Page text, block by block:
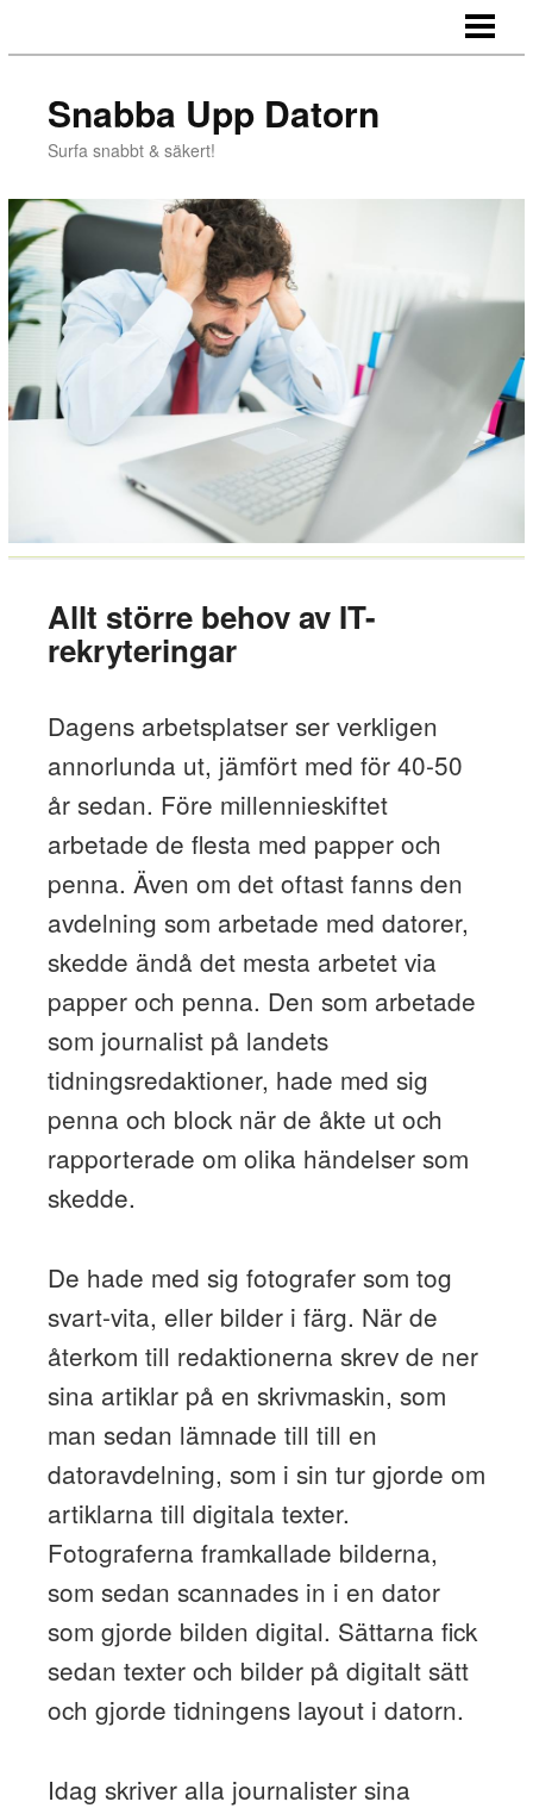
IMPORTERA BILDER
BLOGG
Snabba Upp Datorn
Surfa snabbt & säkert!
Allt större behov av IT-
rekryteringar
Dagens arbetsplatser ser verkligen
annorlunda ut, jämfört med för 40-50
år sedan. Före millennieskiftet
arbetade de flesta med papper och
penna. Även om det oftast fanns den
avdelning som arbetade med datorer,
skedde ändå det mesta arbetet via
papper och penna. Den som arbetade
som journalist på landets
tidningsredaktioner, hade med sig
penna och block när de åkte ut och
rapporterade om olika händelser som
skedde.
De hade med sig fotografer som tog
svart-vita, eller bilder i färg. När de
återkom till redaktionerna skrev de ner
sina artiklar på en skrivmaskin, som
man sedan lämnade till till en
datoravdelning, som i sin tur gjorde om
artiklarna till digitala texter.
Fotograferna framkallade bilderna,
som sedan scannades in i en dator
som gjorde bilden digital. Sättarna fick
sedan texter och bilder på digitalt sätt
och gjorde tidningens layout i datorn.
Idag skriver alla journalister sina